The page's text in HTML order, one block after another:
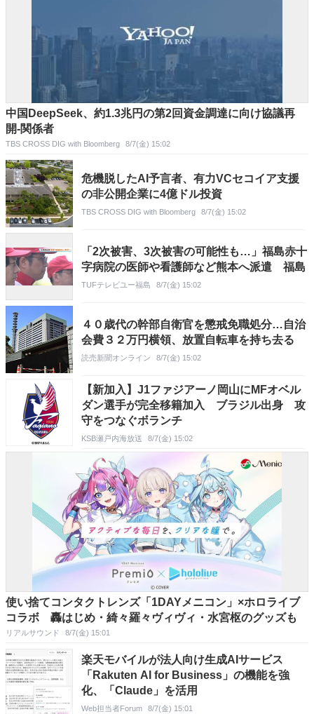
中国DeepSeek、約1.3兆円の第2回資金調達に向け協議再
開-関係者
TBS CROSS DIG with Bloomberg 8/7(金) 15:02
危機脱したAI予言者、有力VCセコイア支援
の非公開企業に4億ドル投資
TBS CROSS DIG with Bloomberg 8/7(金) 15:02
「2次被害、3次被害の可能性も…」福島赤十
字病院の医師や看護師など熊本へ派遣 福島
TUFテレビユー福島 8/7(金) 15:02
４０歳代の幹部自衛官を懲戒免職処分…自治
会費３２万円横領、放置自転車を持ち去る
読売新聞オンライン 8/7(金) 15:02
【新加入】J1ファジアーノ岡山にMFオベル
ダン選手が完全移籍加入 ブラジル出身 攻
守をつなぐボランチ
KSB瀬戸内海放送 8/7(金) 15:02
使い捨てコンタクトレンズ「1DAYメニコン」×ホロライブ
コラボ 轟はじめ・綺々羅々ヴィヴィ・水宮枢のグッズも
リアルサウンド 8/7(金) 15:01
楽天モバイルが法人向け生成AIサービス
「Rakuten AI for Business」の機能を強
化、「Claude」を活用
Web担当者Forum 8/7(金) 15:01